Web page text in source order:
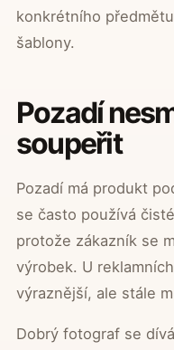
konkrétního
šablony.
Pozadí
soupeřit
Pozadí má produkt
se často používá
protože zákazník se
výrobek. U
výraznější, ale stále
Dobrý fotograf se